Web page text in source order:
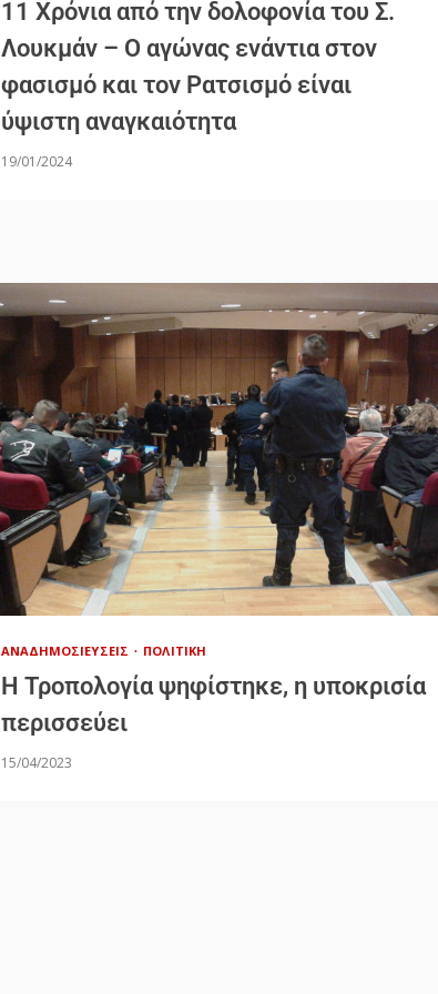
11 Χρόνια από την δολοφονία του Σ.
Λουκμάν – Ο αγώνας ενάντια στον
φασισμό και τον Ρατσισμό είναι
ύψιστη αναγκαιότητα
19/01/2024
ΑΝΑΔΗΜΟΣΙΕΎΣΕΙΣ ΠΟΛΙΤΙΚΉ
Η Τροπολογία ψηφίστηκε, η υποκρισία
περισσεύει
15/04/2023